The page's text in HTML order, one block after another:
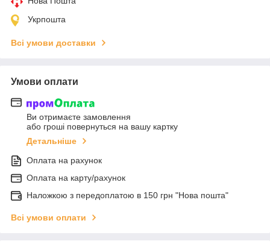
Укрпошта
Всі умови доставки
Умови оплати
Ви отримаєте замовлення
або гроші повернуться на вашу картку
Детальніше
Оплата на рахунок
Оплата на карту/рахунок
Наложкою з передоплатою в 150 грн "Нова пошта"
Всі умови оплати